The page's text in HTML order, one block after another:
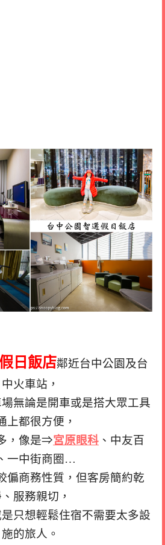
日飯店鄰近台中公園及台
中火車站，
無論是開車或是搭大眾工具
上都很方便，
，像是⇒宮原眼科 、中友百
一中街商圈…
偏商務性質，但客房簡約乾
服務親切，
只想輕鬆住宿不需要太多設
施的旅人。